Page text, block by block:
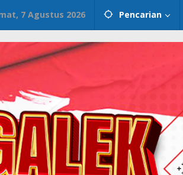
7 Agustus 2026 Pencarian